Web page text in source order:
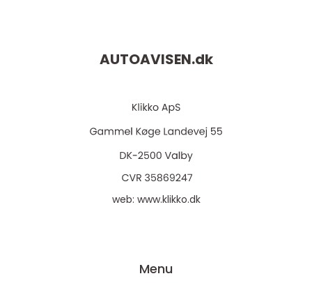
AUTOAVISEN.dk
web: www.klikko.dk
Menu